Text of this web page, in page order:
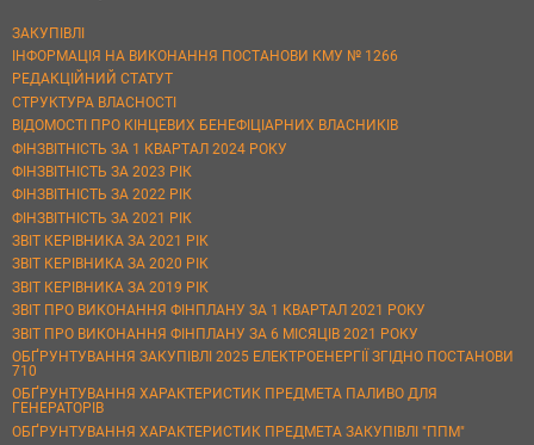
ЗАКУПІВЛІ
ІНФОРМАЦІЯ НА ВИКОНАННЯ ПОСТАНОВИ КМУ № 1266
РЕДАКЦІЙНИЙ СТАТУТ
СТРУКТУРА ВЛАСНОСТІ
ВІДОМОСТІ ПРО КІНЦЕВИХ БЕНЕФІЦІАРНИХ ВЛАСНИКІВ
ФІНЗВІТНІСТЬ ЗА 1 КВАРТАЛ 2024 РОКУ
ФІНЗВІТНІСТЬ ЗА 2023 РІК
ФІНЗВІТНІСТЬ ЗА 2022 РІК
ФІНЗВІТНІСТЬ ЗА 2021 РІК
ЗВІТ КЕРІВНИКА ЗА 2021 РІК
ЗВІТ КЕРІВНИКА ЗА 2020 РІК
ЗВІТ КЕРІВНИКА ЗА 2019 РІК
ЗВІТ ПРО ВИКОНАННЯ ФІНПЛАНУ ЗА 1 КВАРТАЛ 2021 РОКУ
ЗВІТ ПРО ВИКОНАННЯ ФІНПЛАНУ ЗА 6 МІСЯЦІВ 2021 РОКУ
ОБҐРУНТУВАННЯ ЗАКУПІВЛІ 2025 ЕЛЕКТРОЕНЕРГІЇ ЗГІДНО ПОСТАНОВИ
710
ОБҐРУНТУВАННЯ ХАРАКТЕРИСТИК ПРЕДМЕТА ПАЛИВО ДЛЯ
ГЕНЕРАТОРІВ
ОБҐРУНТУВАННЯ ХАРАКТЕРИСТИК ПРЕДМЕТА ЗАКУПІВЛІ "ППМ"